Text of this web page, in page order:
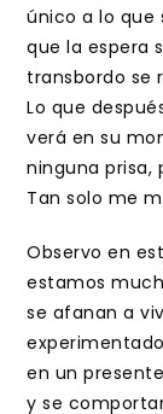
único a lo que
que la espera
transbordo se
Lo que
verá en su
ninguna prisa,
Tan solo me
Observo en
estamos
se afanan a
en un
y se